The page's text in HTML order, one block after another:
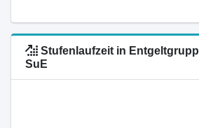
Stufenlaufzeit in
SuE